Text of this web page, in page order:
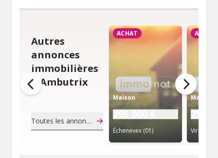
Autres
annonces
immobilières
à Ambutrix
Toutes les annonces de notaire
ACHAT
Maison
Échenevex (01)
ACHAT
Maison
Viriat (01)